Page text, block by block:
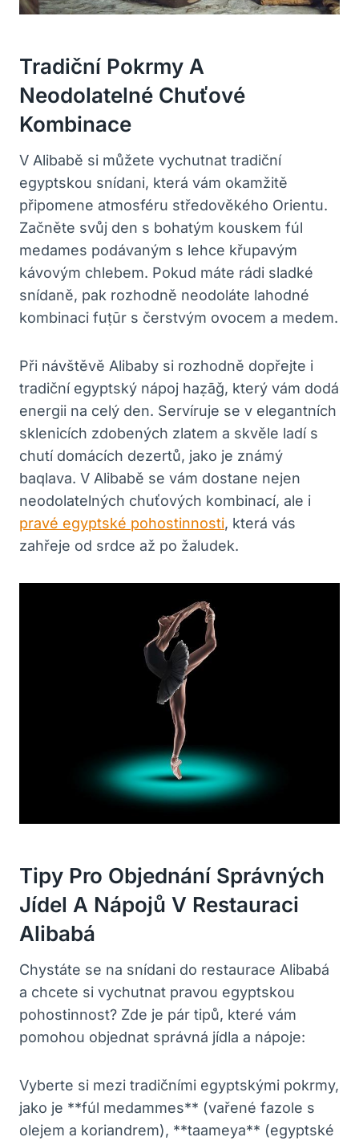
Tradiční Pokrmy A
Neodolatelné Chuťové
Kombinace
V Alibabě si můžete vychutnat tradiční
egyptskou snídani, která vám okamžitě
připomene atmosféru středověkého Orientu.
Začněte svůj den s bohatým kouskem fúl
medames podávaným s lehce křupavým
kávovým chlebem. Pokud máte rádi sladké
snídaně, pak rozhodně neodoláte lahodné
kombinaci fuṭūr s čerstvým ovocem a medem.
Při návštěvě Alibaby si rozhodně dopřejte i
tradiční egyptský nápoj haẓāǧ, který vám dodá
energii na celý den. Servíruje se v elegantních
sklenicích zdobených zlatem a skvěle ladí s
chutí domácích dezertů, jako je známý
baqlava. V Alibabě se vám dostane nejen
neodolatelných chuťových kombinací, ale i
pravé egyptské pohostinnosti, která vás
zahřeje od srdce až po žaludek.
Tipy Pro Objednání Správných
Jídel A Nápojů V Restauraci
Alibabá
Chystáte se na snídani do restaurace Alibabá
a chcete si vychutnat pravou egyptskou
pohostinnost? Zde je pár tipů, které vám
pomohou objednat správná jídla a nápoje:
Vyberte si mezi tradičními egyptskými pokrmy,
jako je **fúl medammes** (vařené fazole s
olejem a koriandrem), **taameya** (egyptské